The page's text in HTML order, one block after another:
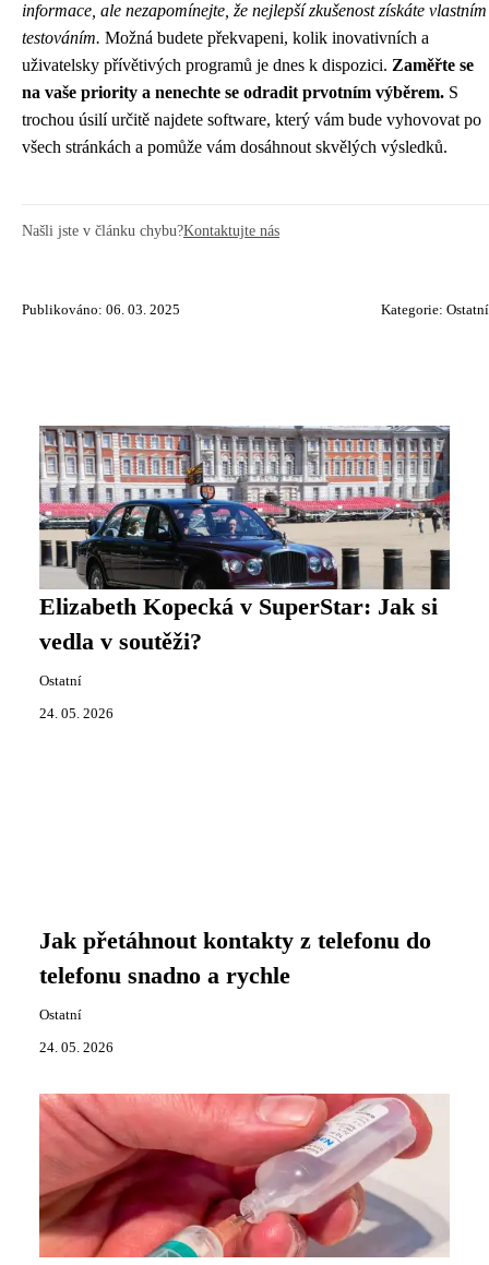
informace, ale nezapomínejte, že nejlepší zkušenost získáte vlastním
testováním. Možná budete překvapeni, kolik inovativních a
uživatelsky přívětivých programů je dnes k dispozici. Zaměřte se
na vaše priority a nenechte se odradit prvotním výběrem. S
trochou úsilí určitě najdete software, který vám bude vyhovovat po
všech stránkách a pomůže vám dosáhnout skvělých výsledků.
Našli jste v článku chybu?Kontaktujte nás
Publikováno: 06. 03. 2025 Kategorie: Ostatní
Elizabeth Kopecká v SuperStar: Jak si
vedla v soutěži?
Ostatní
24. 05. 2026
Jak přetáhnout kontakty z telefonu do
telefonu snadno a rychle
Ostatní
24. 05. 2026